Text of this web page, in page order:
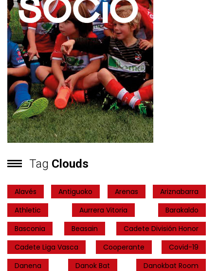
Tag Clouds
Alavés Antiguoko Arenas
Ariznabarra
Athletic
Aurrera Vitoria
Barakaldo
Basconia
Beasain
Cadete División Honor
Cadete Liga Vasca
Cooperante
Covid-19
Danena
Danok Bat
Danokbat Room